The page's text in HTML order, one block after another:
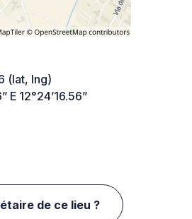
(lat, lng)
E 12°24’16.56”
de ce lieu ?